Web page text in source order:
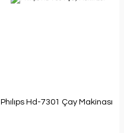
Phılıps Hd-7301 Çay Makinası